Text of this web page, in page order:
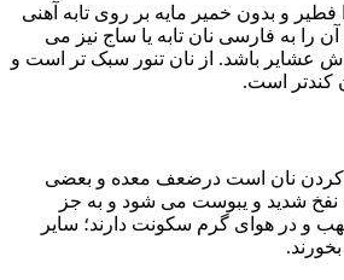
و بدون خمیر مایه بر روی تابه آهنی
را به فارسی نان تابه یا ساج نیز می
عشایر باشد. از نان تنور سبک تر است و
کندتر است.
کردن نان است درضعف معده و بعضی
نفخ شدید و یبوست می شود و به جز
و در هوای گرم سکونت دارند؛ سایر
بخورند.